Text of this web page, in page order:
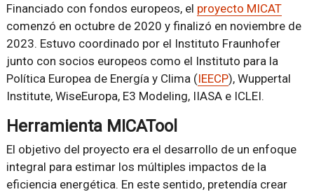
Financiado con fondos europeos, el proyecto MICAT
comenzó en octubre de 2020 y finalizó en noviembre de
2023. Estuvo coordinado por el Instituto Fraunhofer
junto con socios europeos como el Instituto para la
Política Europea de Energía y Clima (IEECP), Wuppertal
Institute, WiseEuropa, E3 Modeling, IIASA e ICLEI.
Herramienta MICATool
El objetivo del proyecto era el desarrollo de un enfoque
integral para estimar los múltiples impactos de la
eficiencia energética. En este sentido, pretendía crear